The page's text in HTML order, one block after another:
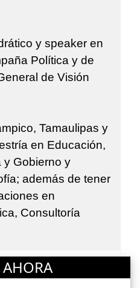
y speaker en
Política y de
de Visión
Tamaulipas y
en Educación,
y Gobierno y
además de tener
en
Consultoría